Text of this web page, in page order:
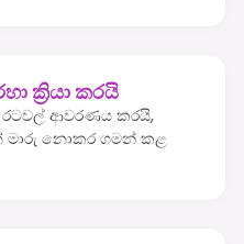
ක්‍රියා කරයි
ආවරණය කරයි,
මාරු නොකර ගමන් කළ